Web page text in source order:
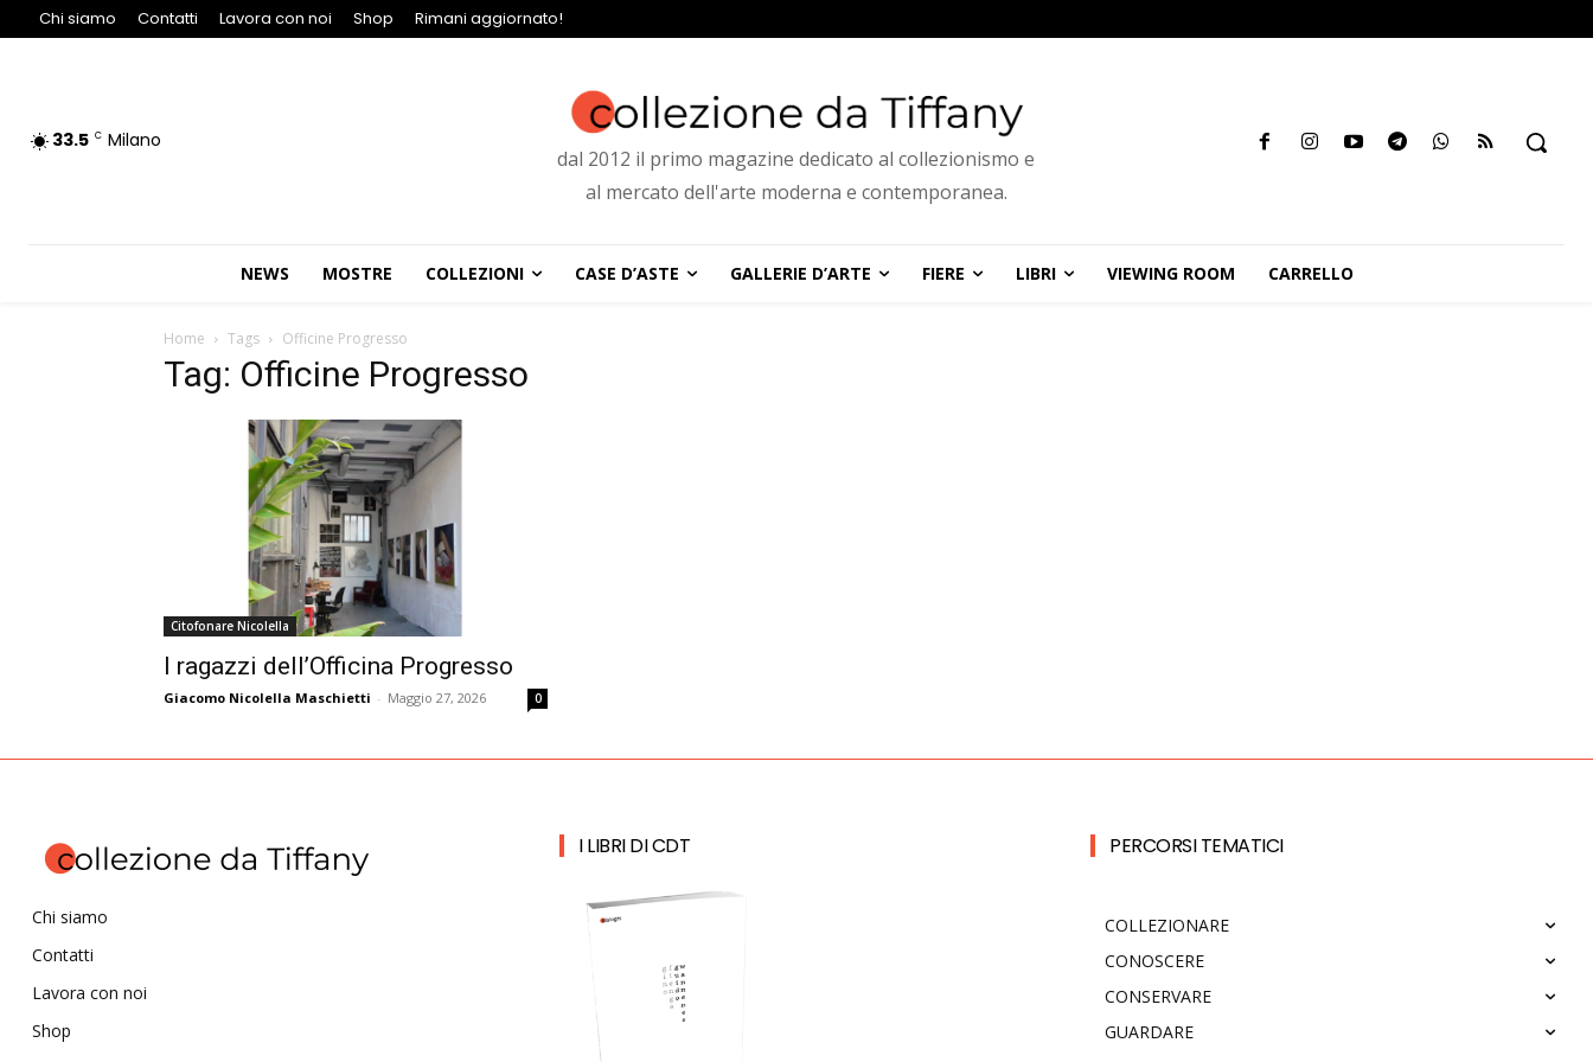
Chi siamo Contatti Lavora con noi Shop Rimani aggiornato!
33.5 C Milano
dal 2012 il primo magazine dedicato al collezionismo e
al mercato dell'arte moderna e contemporanea.
NEWS MOSTRE COLLEZIONI CASE D’ASTE GALLERIE D’ARTE FIERE LIBRI VIEWING ROOM CARRELLO
Home Tags Officine Progresso
Tag: Officine Progresso
Citofonare Nicolella
I ragazzi dell’Officina Progresso
Giacomo Nicolella Maschietti - Maggio 27, 2026 0
Chi siamo
Contatti
Lavora con noi
Shop
I LIBRI DI CDT PERCORSI TEMATICI
COLLEZIONARE
CONOSCERE
CONSERVARE
GUARDARE